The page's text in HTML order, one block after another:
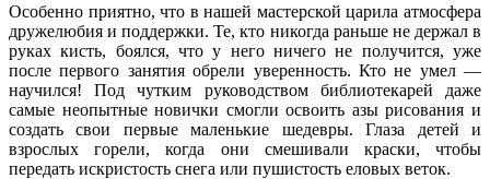
Особенно приятно, что в нашей мастерской царила атмосфера
дружелюбия и поддержки. Те, кто никогда раньше не держал в
руках кисть, боялся, что у него ничего не получится, уже
после первого занятия обрели уверенность. Кто не умел —
научился! Под чутким руководством библиотекарей даже
самые неопытные новички смогли освоить азы рисования и
создать свои первые маленькие шедевры. Глаза детей и
взрослых горели, когда они смешивали краски, чтобы
передать искристость снега или пушистость еловых веток.